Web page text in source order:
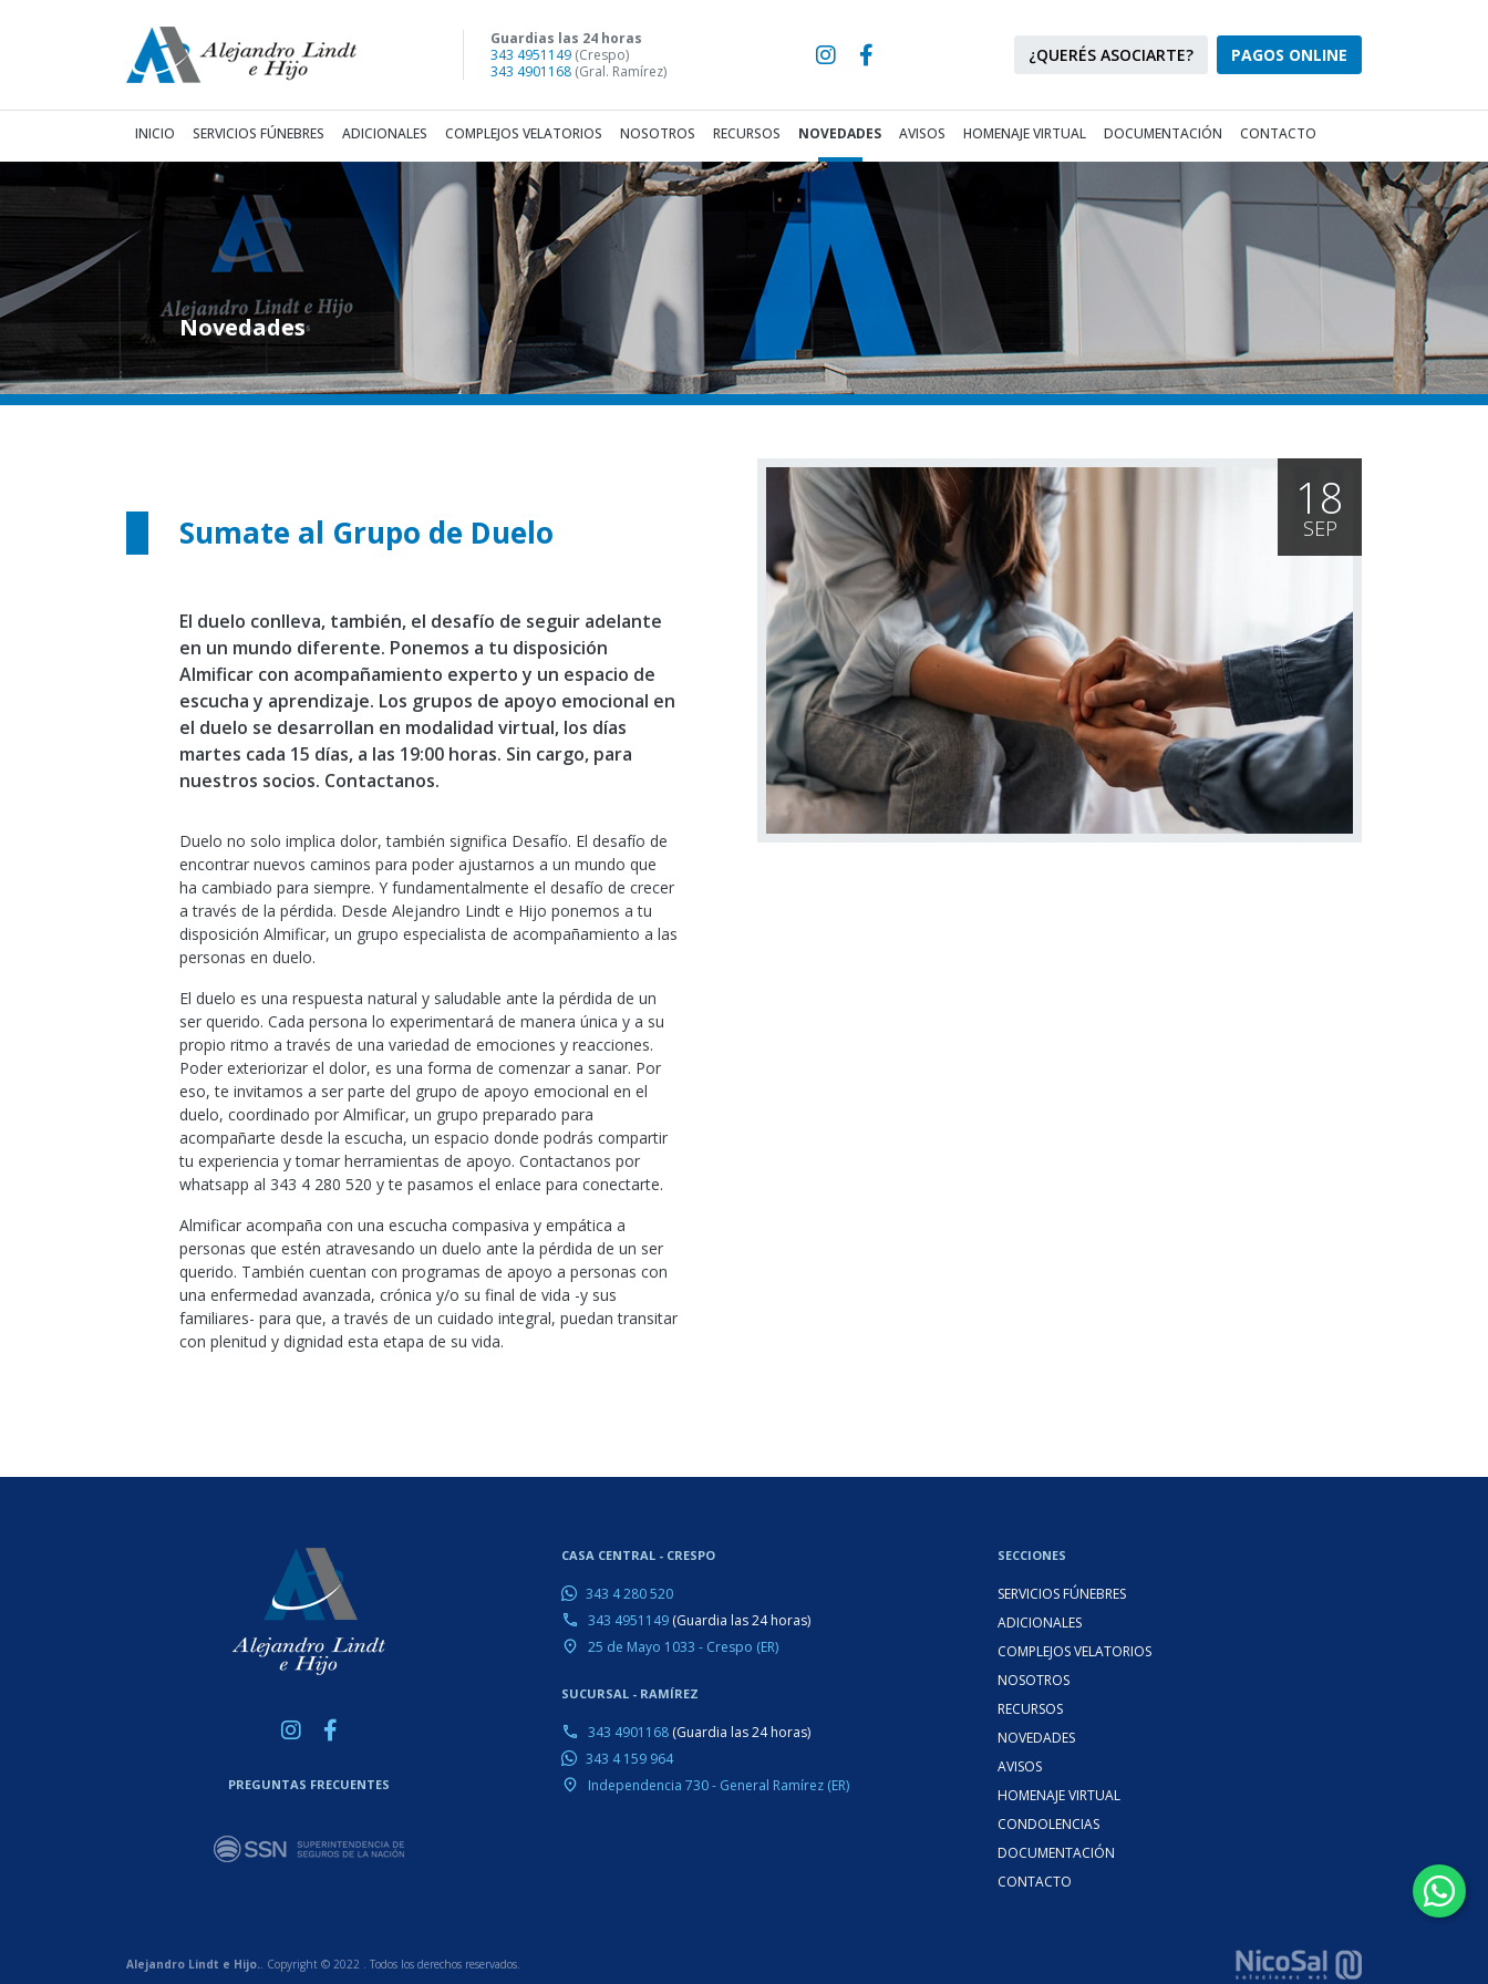
Guardias las 24 horas
343 4951149 (Crespo)
343 4901168 (Gral. Ramírez)
¿QUERÉS ASOCIARTE? PAGOS ONLINE
INICIO (current)
SERVICIOS FÚNEBRES ADICIONALES COMPLEJOS VELATORIOS NOSOTROS RECURSOS NOVEDADES AVISOS HOMENAJE VIRTUAL DOCUMENTACIÓN CONTACTO
Novedades
Sumate al Grupo de Duelo
El duelo conlleva, también, el desafío de seguir adelante
en un mundo diferente. Ponemos a tu disposición
Almificar con acompañamiento experto y un espacio de
escucha y aprendizaje. Los grupos de apoyo emocional en
el duelo se desarrollan en modalidad virtual, los días
martes cada 15 días, a las 19:00 horas. Sin cargo, para
nuestros socios. Contactanos.
Duelo no solo implica dolor, también significa Desafío. El desafío de
encontrar nuevos caminos para poder ajustarnos a un mundo que
ha cambiado para siempre. Y fundamentalmente el desafío de crecer
a través de la pérdida. Desde Alejandro Lindt e Hijo ponemos a tu
disposición Almificar, un grupo especialista de acompañamiento a las
personas en duelo.
El duelo es una respuesta natural y saludable ante la pérdida de un
ser querido. Cada persona lo experimentará de manera única y a su
propio ritmo a través de una variedad de emociones y reacciones.
Poder exteriorizar el dolor, es una forma de comenzar a sanar. Por
eso, te invitamos a ser parte del grupo de apoyo emocional en el
duelo, coordinado por Almificar, un grupo preparado para
acompañarte desde la escucha, un espacio donde podrás compartir
tu experiencia y tomar herramientas de apoyo. Contactanos por
whatsapp al 343 4 280 520 y te pasamos el enlace para conectarte.
Almificar acompaña con una escucha compasiva y empática a
personas que estén atravesando un duelo ante la pérdida de un ser
querido. También cuentan con programas de apoyo a personas con
una enfermedad avanzada, crónica y/o su final de vida -y sus
familiares- para que, a través de un cuidado integral, puedan transitar
con plenitud y dignidad esta etapa de su vida.
18
SEP
PREGUNTAS FRECUENTES
CASA CENTRAL - CRESPO
343 4 280 520
phone 343 4951149 (Guardia las 24 horas)
place 25 de Mayo 1033 - Crespo (ER)
SUCURSAL - RAMÍREZ
phone 343 4901168 (Guardia las 24 horas)
343 4 159 964
place Independencia 730 - General Ramírez (ER)
SECCIONES
SERVICIOS FÚNEBRES
ADICIONALES
COMPLEJOS VELATORIOS
NOSOTROS
RECURSOS
NOVEDADES
AVISOS
HOMENAJE VIRTUAL
CONDOLENCIAS
DOCUMENTACIÓN
CONTACTO
Alejandro Lindt e Hijo.. Copyright © 2022 . Todos los derechos reservados.